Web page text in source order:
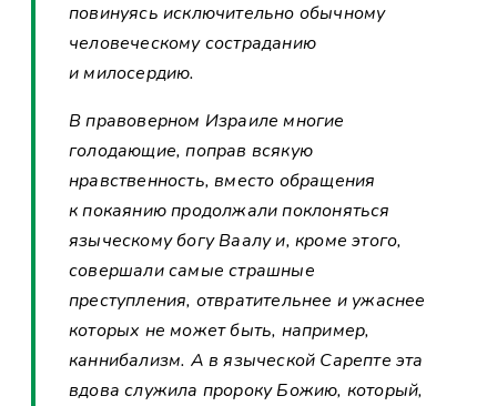
повинуясь исключительно обычному
человеческому состраданию
и милосердию.
В правоверном Израиле многие
голодающие, поправ всякую
нравственность, вместо обращения
к покаянию продолжали поклоняться
языческому богу Ваалу и, кроме этого,
совершали самые страшные
преступления, отвратительнее и ужаснее
которых не может быть, например,
каннибализм. А в языческой Сарепте эта
вдова служила пророку Божию, который,